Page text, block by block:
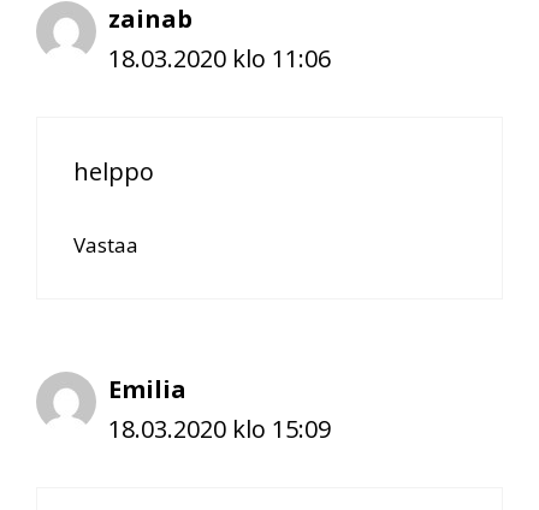
zainab
18.03.2020 klo 11:06
helppo
Vastaa
Emilia
18.03.2020 klo 15:09